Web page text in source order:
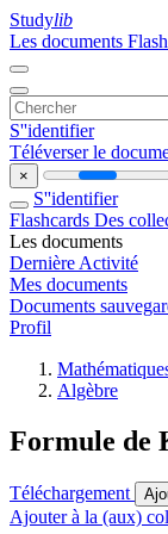
Studylib
Les documents
S''identifier
Téléverser le
×
S''identifier
Flashcards Des
Les documents
Dernière Activité
Mes documents
Documents
Profil
Algèbre
Formule de
Téléchargement
Ajouter à la (aux)